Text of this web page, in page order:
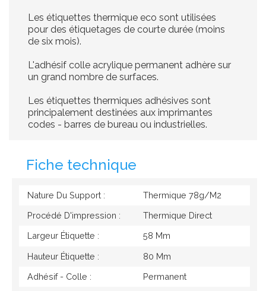
Les étiquettes thermique eco sont utilisées
pour des étiquetages de courte durée (moins
de six mois).
L'adhésif colle acrylique permanent adhère sur
un grand nombre de surfaces.
Les étiquettes thermiques adhésives sont
principalement destinées aux imprimantes
codes - barres de bureau ou industrielles.
Fiche technique
Nature Du Support : Thermique 78g/M2
Procédé D'impression : Thermique Direct
Largeur Étiquette : 58 Mm
Hauteur Étiquette : 80 Mm
Adhésif - Colle : Permanent